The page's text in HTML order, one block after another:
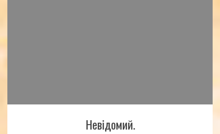
Невідомий.